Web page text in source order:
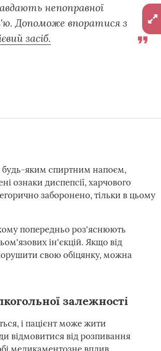
непоправної
Допоможе впоратися з
засіб.
будь-яким спиртним напоєм,
ознаки диспепсії, харчового
заборонено, тільки в цьому
попередньо роз'яснюють
ін'єкцій. Якщо від
свою обіцянку, можна
залежності
і пацієнт може жити
відмовитися від розпивання